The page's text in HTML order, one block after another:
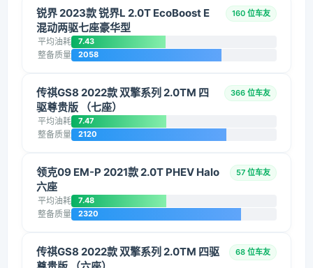
锐界 2023款 锐界L 2.0T EcoBoost E
混动两驱七座豪华型
160 位车友
平均油耗 7.43
整备质量 2058
传祺GS8 2022款 双擎系列 2.0TM 四
驱尊贵版 （七座）
366 位车友
平均油耗 7.47
整备质量 2120
领克09 EM-P 2021款 2.0T PHEV Halo
六座
57 位车友
平均油耗 7.48
整备质量 2320
传祺GS8 2022款 双擎系列 2.0TM 四驱
68 位车友